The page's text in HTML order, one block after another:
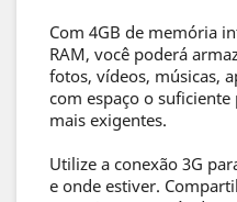
Com 4GB de memória
RAM, você poderá
fotos, vídeos, músicas,
com espaço o
mais exigentes.
Utilize a conexão 3G
e onde estiver.